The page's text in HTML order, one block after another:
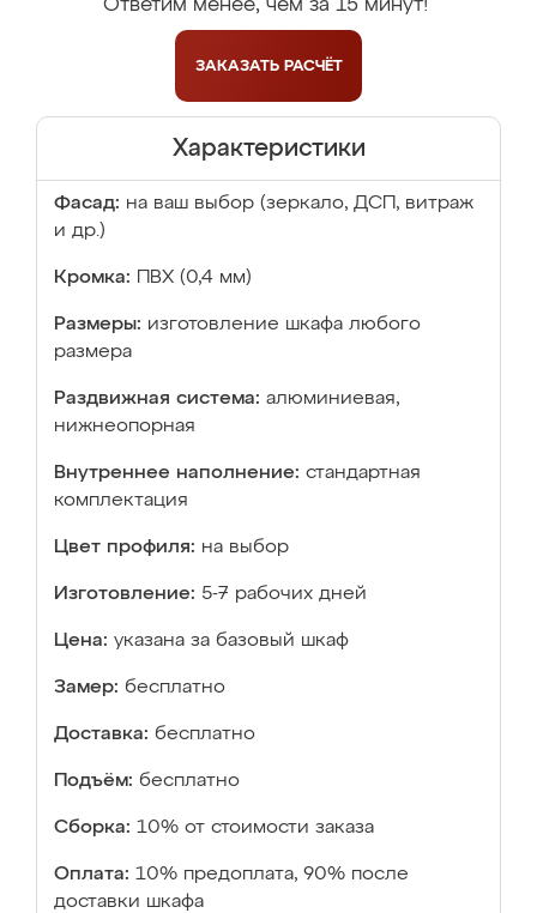
Ответим менее, чем за 15 минут!
ЗАКАЗАТЬ РАСЧЁТ
Характеристики
Фасад: на ваш выбор (зеркало, ДСП, витраж
и др.)
Кромка: ПВХ (0,4 мм)
Размеры: изготовление шкафа любого
размера
Раздвижная система: алюминиевая,
нижнеопорная
Внутреннее наполнение: стандартная
комплектация
Цвет профиля: на выбор
Изготовление: 5-7 рабочих дней
Цена: указана за базовый шкаф
Замер: бесплатно
Доставка: бесплатно
Подъём: бесплатно
Сборка: 10% от стоимости заказа
Оплата: 10% предоплата, 90% после
доставки шкафа